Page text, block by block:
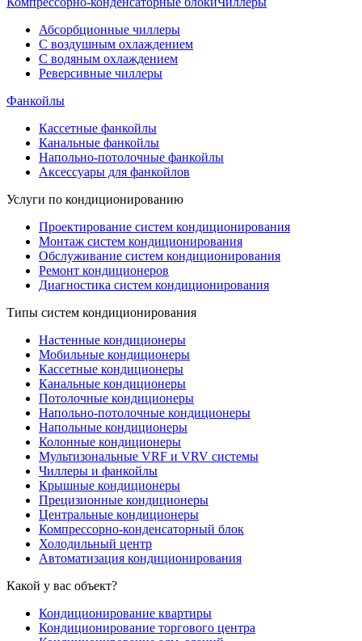
Абсорбционные чиллеры
С воздушным охлаждением
С водяным охлаждением
Реверсивные чиллеры
Фанкойлы
Кассетные фанкойлы
Канальные фанкойлы
Напольно-потолочные фанкойлы
Аксессуары для фанкойлов
Услуги по кондиционированию
Проектирование систем кондиционирования
Монтаж систем кондиционирования
Обслуживание систем кондиционирования
Ремонт кондиционеров
Диагностика систем кондиционирования
Типы систем кондиционирования
Настенные кондиционеры
Мобильные кондиционеры
Кассетные кондиционеры
Канальные кондиционеры
Потолочные кондиционеры
Напольно-потолочные кондиционеры
Напольные кондиционеры
Колонные кондиционеры
Мультизональные VRF и VRV системы
Чиллеры и фанкойлы
Крышные кондиционеры
Прецизионные кондиционеры
Центральные кондиционеры
Компрессорно-конденсаторный блок
Холодильный центр
Автоматизация кондиционирования
Какой у вас объект?
Кондиционирование квартиры
Кондиционирование торгового центра